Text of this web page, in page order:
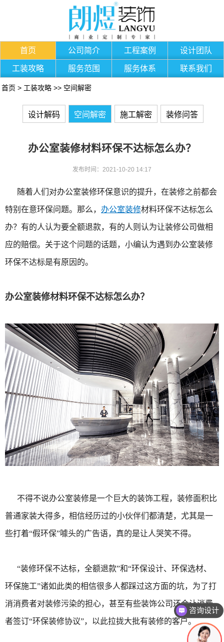
首页 公司简介 工程案例 设计团队
工装攻略 服务范围 服务体系 联系我们
首页 > 工装攻略 >> 空间解密
设计解码 空间解密 施工解密 装修问答
办公室装修材料环保不达标怎么办？
发布时间：2021-10-20 14:17
随着人们对办公室装修环保意识的提升，在装修之前都会
特别在意环保问题。那么， 办公室装修材料环保不达标怎么
办？有的人认为要全额退款，有的人则认为让装修公司做相
应的赔偿。关于这个问题的话题，小编认为遇到办公室装修
环保不达标是有原因的。
办公室装修材料环保不达标怎么办？
不得不说办公室装修是一个巨大的装饰工程，装修面积比
普通家装大得多，相信经历过的小伙伴们都清楚，尤其是一
些打着“假环保”噱头的广告语，真的是让人哭笑不得。
“装修环保不达标，全额退款”和“环保设计、环保选材、
环保施工”诸如此类的相信很多人都踩过这方面的坑，为了打
消消费者对装修污染的担心，甚至有些装饰公司还会让消费
者签订“环保装修协议”，以此拉拢大批有装修的客户。
咨询设计